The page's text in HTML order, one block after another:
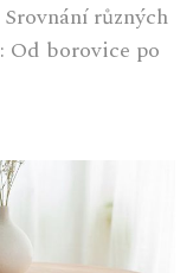
Srovnání různých
Od borovice po